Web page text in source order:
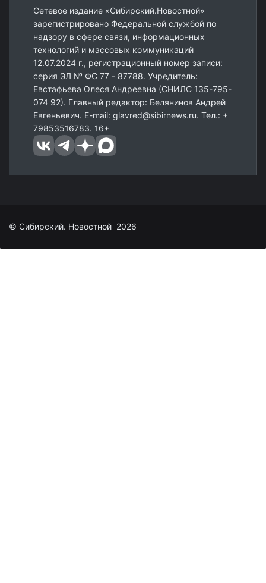
Сетевое издание «Сибирский.Новостной»
зарегистрировано Федеральной службой по
надзору в сфере связи, информационных
технологий и массовых коммуникаций
12.07.2024 г., регистрационный номер записи:
серия ЭЛ № ФС 77 - 87788. Учредитель:
Евстафьева Олеся Андреевна (СНИЛС 135-795-
074 92). Главный редактор: Белянинов Андрей
Евгеньевич. E-mail: glavred@sibirnews.ru. Тел.: +
79853516783. 16+
© Сибирский. Новостной 2026